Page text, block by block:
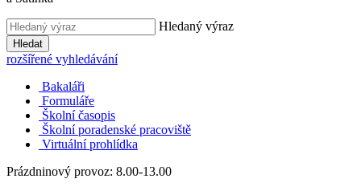
Hledaný výraz
Hledat
rozšířené vyhledávání
Bakaláři
Formuláře
Školní časopis
Školní poradenské pracoviště
Virtuální prohlídka
Prázdninový provoz: 8.00-13.00